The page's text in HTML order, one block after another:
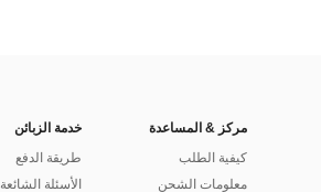
مركز & المساعدة
كيفية الطلب
معلومات الشحن
خدمة الزبائن
طريقة الدفع
الأسئلة الشائعة